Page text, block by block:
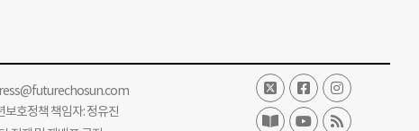
호정책 책임자: 정유진